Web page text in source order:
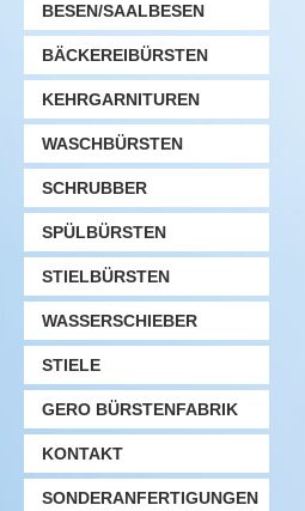
BESEN/SAALBESEN
BÄCKEREIBÜRSTEN
KEHRGARNITUREN
WASCHBÜRSTEN
SCHRUBBER
SPÜLBÜRSTEN
STIELBÜRSTEN
WASSERSCHIEBER
STIELE
GERO BÜRSTENFABRIK
KONTAKT
SONDERANFERTIGUNGEN